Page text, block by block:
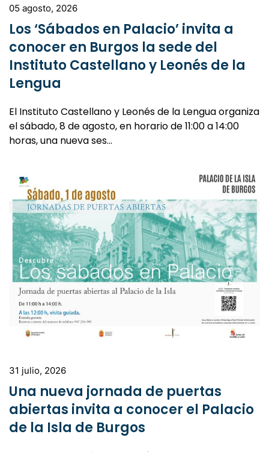
05 agosto, 2026
Los ‘Sábados en Palacio’ invita a
conocer en Burgos la sede del
Instituto Castellano y Leonés de la
El Instituto Castellano y Leonés de la Lengua organiza
el sábado, 8 de agosto, en horario de 11:00 a 14:00
31 julio, 2026
Una nueva jornada de puertas
abiertas invita a conocer el Palacio